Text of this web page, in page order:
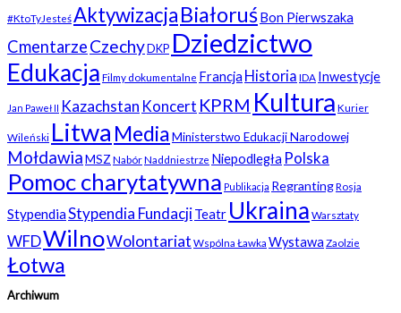
#KtoTyJesteśAktywizacjaBiałoruśBon Pierwszaka
CmentarzeCzechyDKP Dziedzictwo
Edukacja Filmy dokumentalne Francja Historia IDA Inwestycje
Jan Paweł II Kazachstan Koncert KPRM Kultura Kurier
Wileński Litwa MediaMinisterstwo Edukacji Narodowej
MołdawiaMSZ NabórNaddniestrze Niepodległa Polska
Pomoc charytatywna Publikacja RegrantingRosja
StypendiaStypendia FundacjiTeatr Ukraina Warsztaty
WFDWilnoWolontariat Wspólna Ławka Wystawa Zaolzie
Łotwa
Archiwum